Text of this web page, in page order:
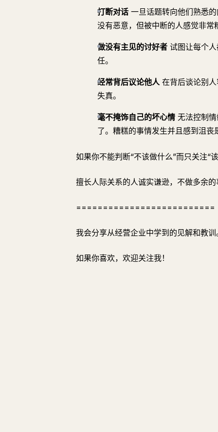
打断对话 一旦话题转向他们熟悉
没有恶意，但被中断的人感觉非常
做没有主见的讨好者 试图让每个
任。
经常背后议论他人在背后谈论别人
失真。
毫不掩饰自己的坏心情 无法控制
了。糟糕的事情发生并且感到沮丧
如果你不能判断“不该做什么”而只关注“
擅长人际关系的人诚实谦逊，不做多余的
==========================
我会分享从经营企业中学到的见解和教训
如果你喜欢，欢迎关注我！